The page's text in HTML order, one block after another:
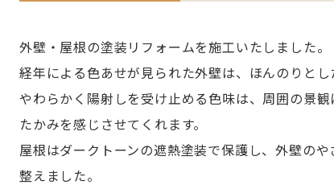
コラム
外壁・屋根の塗装リフォームを施工いたしました。
経年による色あせが見られた外壁は、ほんのりと
やわらかく陽射しを受け止める色味は、周囲の景
たかみを感じさせてくれます。
屋根はダークトーンの遮熱塗装で保護し、外壁の
整えました。